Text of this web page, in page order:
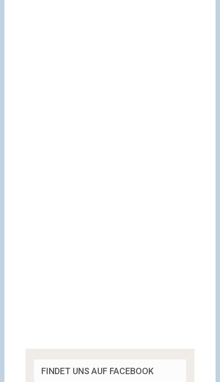
FINDET UNS AUF FACEBOOK